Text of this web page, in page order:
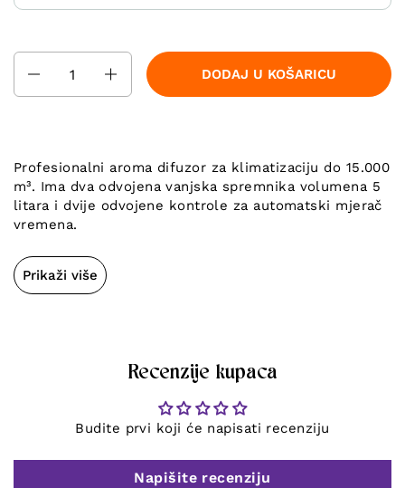
DODAJ U KOŠARICU
Profesionalni aroma difuzor za klimatizaciju do 15.000
m³. Ima dva odvojena vanjska spremnika volumena 5
litara i dvije odvojene kontrole za automatski mjerač
vremena.
Prikaži više
Recenzije kupaca
Budite prvi koji će napisati recenziju
Napišite recenziju